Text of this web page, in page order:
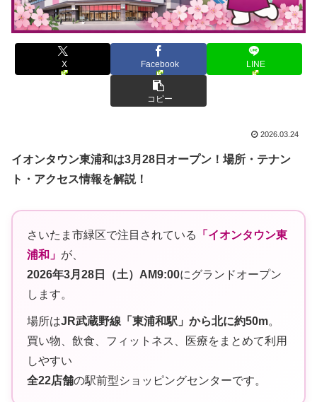
X Facebook LINE
コピー
2026.03.24
イオンタウン東浦和は3月28日オープン！場所・テナン
ト・アクセス情報を解説！
さいたま市緑区で注目されている
「イオンタウン東
浦和」 が、
2026年3月28日（土）AM9:00にグランドオープン
します。
場所はJR武蔵野線「東浦和駅」から北に約50m。
買い物、飲食、フィットネス、医療をまとめて利用
しやすい
全22店舗の駅前型ショッピングセンターです。